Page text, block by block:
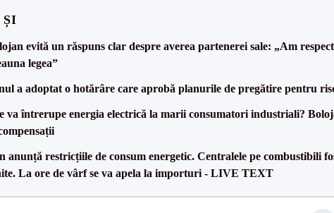
ȘI
evită un răspuns clar despre averea partenerei sale: „Am
legea”
a adoptat o hotărâre care aprobă planurile de pregătire pentru
va întrerupe energia electrică la marii consumatori industriali?
anunță restricțiile de consum energetic. Centralele pe combustibili
La ore de vârf se va apela la importuri - LIVE TEXT